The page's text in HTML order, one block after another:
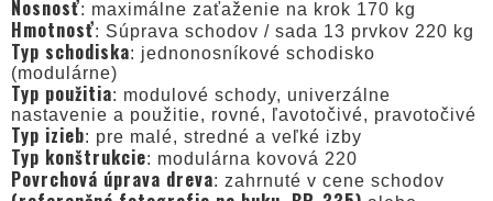
Nosnosť: maximálne zaťaženie na krok 170 kg
Hmotnosť: Súprava schodov / sada 13 prvkov 220 kg
Typ schodiska: jednonosníkové schodisko
(modulárne)
Typ použitia: modulové schody, univerzálne
nastavenie a použitie, rovné, ľavotočivé, pravotočivé
Typ izieb: pre malé, stredné a veľké izby
Typ konštrukcie: modulárna kovová 220
Povrchová úprava dreva: zahrnuté v cene schodov